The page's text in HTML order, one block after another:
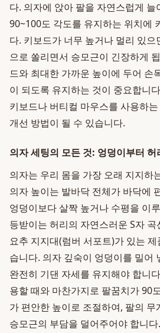
다. 의자에 앉아 팔을 자연스럽게
90~100도 각도를 유지하는 위치에
다. 키보드가 너무 높거나 멀리 있
으로 쏠리면서 승모근이 긴장하게
드와 최대한 가까운 높이에 두어 손
이 되도록 유지하는 것이 중요합니
키보드나 버티컬 마우스를 사용하
개선 방법이 될 수 있습니다.
의자 세팅의 모든 것: 엉덩이부터 허
의자는 우리 몸을 가장 오래 지지하
의자 높이는 발바닥 전체가 바닥에
엉덩이보다 살짝 높거나 수평을 이
등받이는 허리의 자연스러운 S자
요추 지지대(럼버 서포트)가 있는
습니다. 의자 깊숙이 엉덩이를 밀어
완전히 기댄 자세를 유지해야 합니
용할 때와 마찬가지로 팔꿈치가 90
가 편안한 높이로 조절하여, 팔의
승모근의 부담을 덜어주어야 합니다.